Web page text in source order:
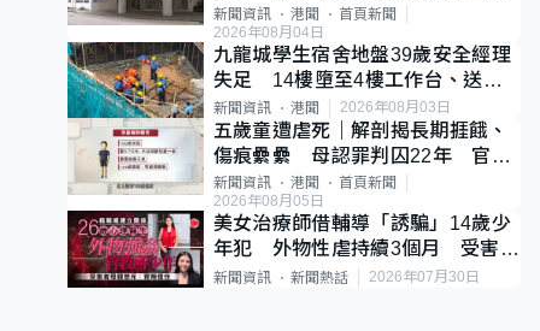
案
新聞資訊 港聞
首頁新聞
2026年08月04日
九龍城學生宿舍地盤39歲安全經理
失足 14樓墮至4樓工作台、送院
不治
新聞資訊 港聞 2026年08月03日
五歲童遭虐死｜解剖揭長期捱餓、
傷痕纍纍 母認罪判囚22年 官斥
冷血：同類案最惡劣
新聞資訊 港聞
首頁新聞
2026年08月05日
美女治療師借輔導「誘騙」14歲少
年犯 外物性虐持續3個月 受害者
母：要保護其他人
新聞資訊 新聞熱話 2026年07月30日